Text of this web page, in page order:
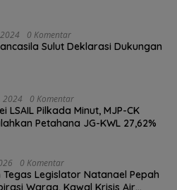
0 Komentar
Sulut Deklarasi Dukungan
2024 0 Komentar
LSAIL Pilkada Minut, MJP-CK
Petahana JG-KWL 27,62%
0 Komentar
Legislator Natanael Pepah
Warga, Kawal Krisis Air